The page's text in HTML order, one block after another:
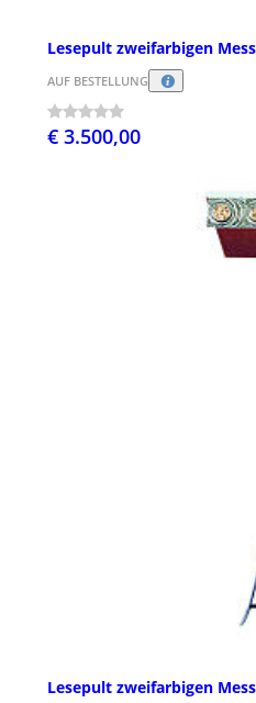
Lesepult zweifarbigen
AUF BESTELLUNG
€ 3.500,00
Lesepult zweifarbigen